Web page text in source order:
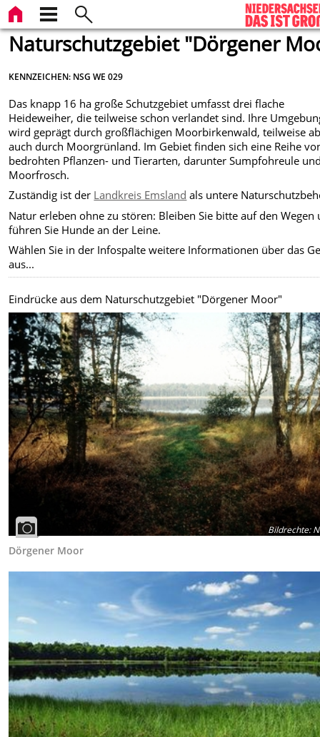
Naturschutzgebiet "Dörgener
KENNZEICHEN: NSG WE 029
Das knapp 16 ha große Schutzgebiet umfasst drei flache
Heideweiher, die teilweise schon verlandet sind. Ihre
wird geprägt durch großflächigen Moorbirkenwald, teilweise
auch durch Moorgrünland. Im Gebiet finden sich eine Reihe
bedrohten Pflanzen- und Tierarten, darunter Sumpfohreule
Moorfrosch.
Zuständig ist der Landkreis Emsland als untere
Natur erleben ohne zu stören: Bleiben Sie bitte auf den Wegen
führen Sie Hunde an der Leine.
Wählen Sie in der Infospalte weitere Informationen über das
aus...
Eindrücke aus dem Naturschutzgebiet "Dörgener Moor"
Bildrechte:
Dörgener Moor